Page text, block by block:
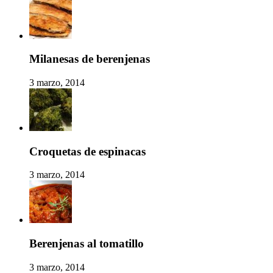
Milanesas de berenjenas
3 marzo, 2014
Croquetas de espinacas
3 marzo, 2014
Berenjenas al tomatillo
3 marzo, 2014